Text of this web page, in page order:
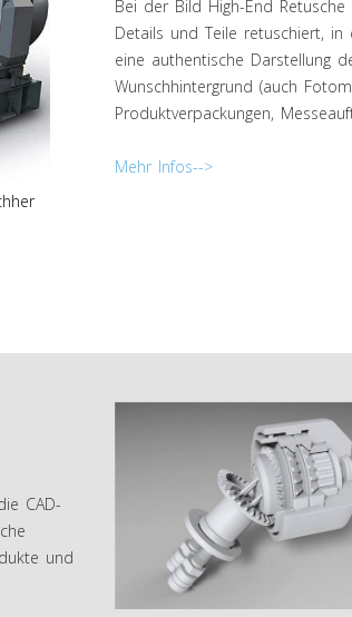
Bei der Bild High-End
Details und Teile retuschiert,
eine authentische Darstellung
Wunschhintergrund (auch
Produktverpackungen,
Mehr Infos-->
CAD-
und